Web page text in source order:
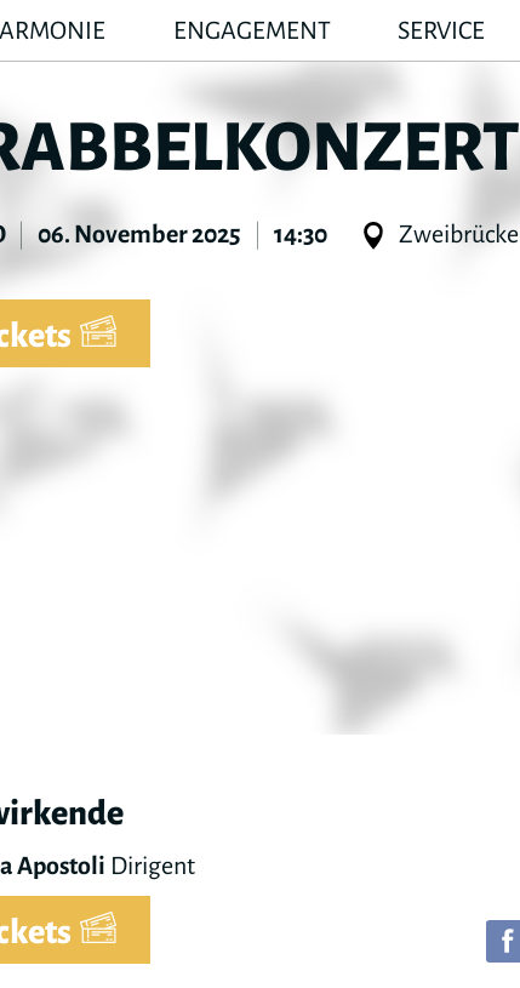
ENGAGEMENT SERVICE
06. November 2025 14:30
Apostoli Dirigent